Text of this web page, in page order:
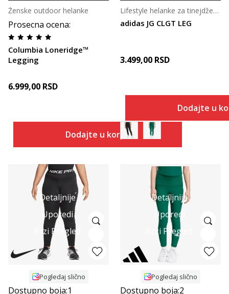
Prosecna ocena:
Columbia Loneridge™
Legging
Ženske outdoor helanke
6.999,00 RSD
Dodajte u korpu
adidas JG CLGT LEG
Lifestyle helanke za tinejdžerke
3.499,00 RSD
Dodajte u
Detaljnije
Uporedi
Brzi Pregled
Pogledaj slično
Dostupno boja:1
Detaljnije
Uporedi
Brzi Pregled
Pogledaj slično
Dostupno boja:2